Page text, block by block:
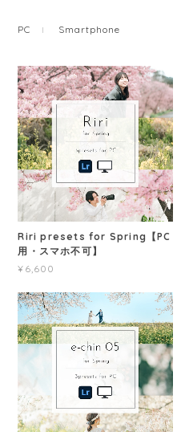
PC Smartphone
Riri presets for Spring【PC
用・スマホ不可】
¥6,600